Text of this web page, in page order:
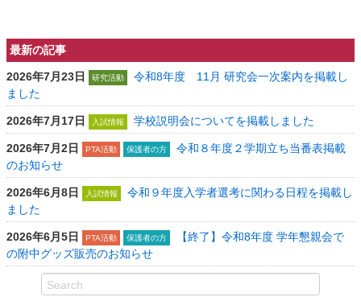
最新の記事
2026年7月23日 研究活動
令和8年度 11月 研究会一次案内を掲載し
ました
2026年7月17日 入試情報 学校説明会についてを掲載しました
2026年7月2日 PTA活動 保護者の方
令和８年度２学期立ち当番表掲載
のお知らせ
2026年6月8日 入試情報
令和９年度入学者選考に関わる日程を掲載し
ました
2026年6月5日 PTA活動 保護者の方
【終了】令和8年度 学年懇親会で
の附中グッズ販売のお知らせ